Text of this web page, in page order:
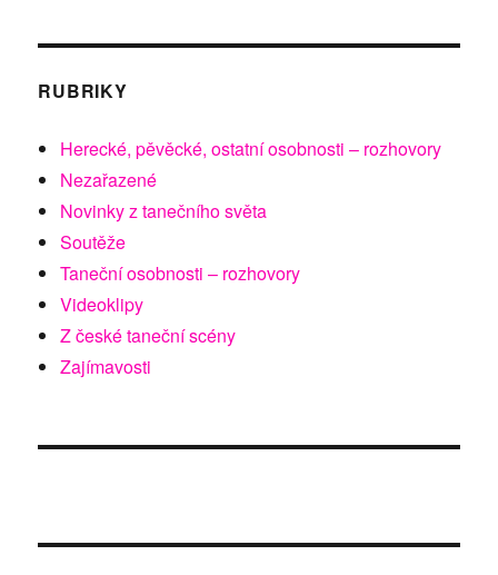
RUBRIKY
Herecké, pěvěcké, ostatní osobnosti – rozhovory
Nezařazené
Novinky z tanečního světa
Soutěže
Taneční osobnosti – rozhovory
Videoklipy
Z české taneční scény
Zajímavosti